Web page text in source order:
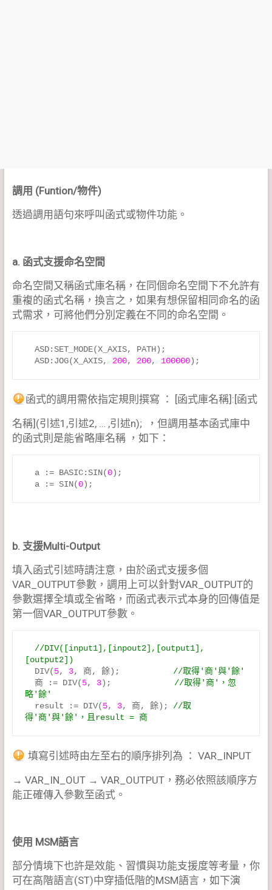
調用 (Funtion/物件)
透過調用語句來呼叫函式或物件功能。
a. 函式支援命名空間
命名空間又稱函式庫名稱，在同個命名空間下不允許有
重複的函式名稱，換言之，如果有想保留相同命名的函
式需求，可將他們分別定義在不同的命名空間。
  ASD:JOG(X_AXIS,
200, 200, 100000);
函式的調用需依指定規則撰寫 ： [函式庫名稱]:[函式
名稱](引述1,引述2, … ,引述n); ，但調用基本函式庫中
的函式則是能省略庫名稱 ，如下：
  a := BASIC:SIN(
0);
  a := SIN(
0);
b. 支援Multi-Output
填入函式引述時請注意，由於函式支援多個
VAR_OUTPUT參數，調用上可以針對VAR_OUTPUT的
參數選擇全填或全省略，而函式表示式本身的回傳值是
第一個VAR_OUTPUT參數。
[output2])
  DIV(
5, 3, 商, 餘); //取得'商'與'餘'
  商 := DIV(
5, 3); //取得'商'，忽
  result := DIV(
5, 3, 商, 餘); //取
得'商'與'餘'，且result = 商
填寫引述時由左至右的順序排列為 ： VAR_INPUT
→ VAR_IN_OUT → VAR_OUTPUT，務必依照該順序方
能正確傳入參數至函式。
使用 MSM語言
部分情境下也許是效能、習慣與功能支援度等考量，你
可在高階語言(ST)中穿插低階的MSM語言，如下演